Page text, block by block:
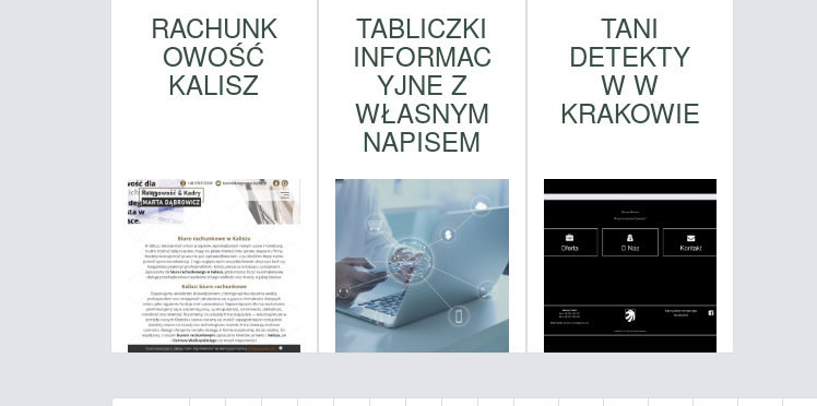
RACHUNK
OWOŚĆ
KALISZ
TABLICZKI
INFORMAC
YJNE Z
WŁASNYM
NAPISEM
TANI
DETEKTY
W W
KRAKOWIE